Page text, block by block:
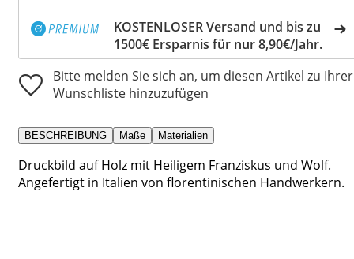
KOSTENLOSER Versand und bis zu
1500€ Ersparnis für nur 8,90€/Jahr.
Bitte melden Sie sich an, um diesen Artikel zu Ihrer
Wunschliste hinzuzufügen
BESCHREIBUNG Maße Materialien
Druckbild auf Holz mit Heiligem Franziskus und Wolf.
Angefertigt in Italien von florentinischen Handwerkern.